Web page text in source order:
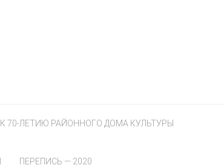
К 70-ЛЕТИЮ РАЙОННОГО ДОМА КУЛЬТУРЫ
ПЕРЕПИСЬ — 2020